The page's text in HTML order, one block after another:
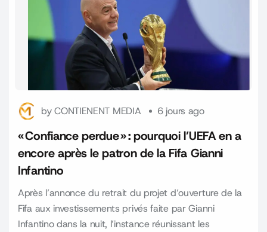
byCONTIENENT MEDIA 6 jours ago
« Confiance perdue » : pourquoi l’UEFA en a
encore après le patron de la Fifa Gianni
Infantino
Après l’annonce du retrait du projet d’ouverture de la
Fifa aux investissements privés faite par Gianni
Infantino dans la nuit, l’instance réunissant les